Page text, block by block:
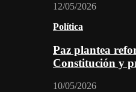
12/05/2026
Política
Paz plantea
Constitución y
10/05/2026